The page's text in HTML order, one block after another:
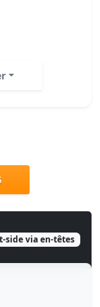
side via en-têtes